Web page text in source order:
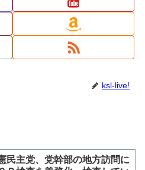
ksl-live!
民主党、党幹部の地方訪問に